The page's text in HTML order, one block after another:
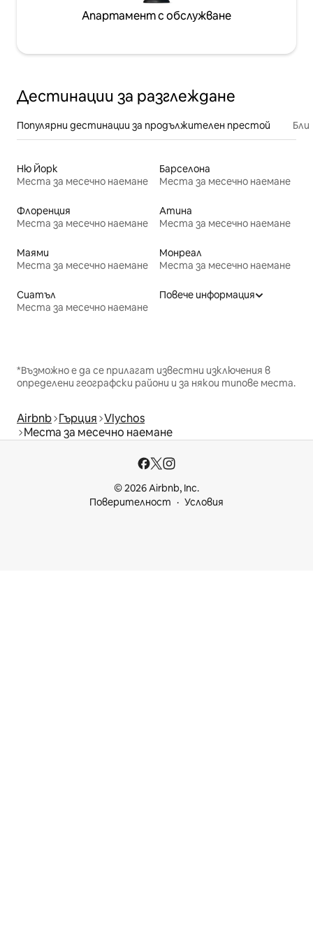
Апартамент с обслужване
Дестинации за разглеждане
Популярни дестинации за продължителен престой
Ню Йорк
Места за месечно наемане
Барселона
Места за месечно наемане
Флоренция
Места за месечно наемане
Атина
Места за месечно наемане
Маями
Места за месечно наемане
Монреал
Места за месечно наемане
Сиатъл
Места за месечно наемане
Повече информация
*Възможно е да се прилагат известни изключения в
определени географски райони и за някои типове места.
Airbnb Гърция Vlychos
Места за месечно наемане
© 2026 Airbnb, Inc.
Поверителност
Условия